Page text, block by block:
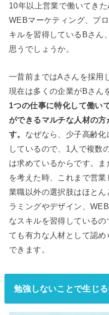
10年以上営業で働いてき
WEBマーケティング、プ
キルを習得しているBさん
思うでしょうか。
一昔前まではAさんを採用
現在は多くの企業がBさん
1つの仕事に特化して働い
ができるマルチな人材の
す。 なぜなら、少子高齢
しているので、1人で複数
は求めているからです。
を考えた時、これまで営
業職以外の選択肢はほと
ラミングやデザイン、
なスキルを習得している
ても有力な人材として認
できます。
勉強しないことで生じ